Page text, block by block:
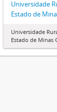
Universidade
Estado de
Universidade
Estado de Minas